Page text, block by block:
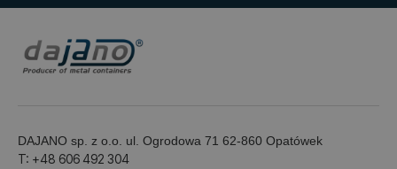
DAJANO sp. z o.o. ul. Ogrodowa 71 62-860 Opatówek
T: +48 606 492 304